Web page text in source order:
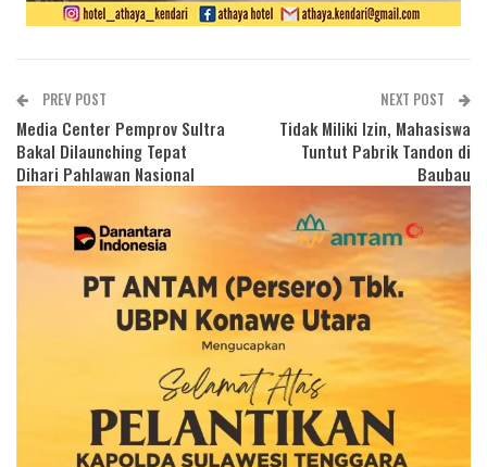
PREV POST
Media Center Pemprov Sultra
Bakal Dilaunching Tepat
Dihari Pahlawan Nasional
NEXT POST
Tidak Miliki Izin, Mahasiswa
Tuntut Pabrik Tandon di
Baubau